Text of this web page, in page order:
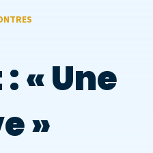
« Une
»